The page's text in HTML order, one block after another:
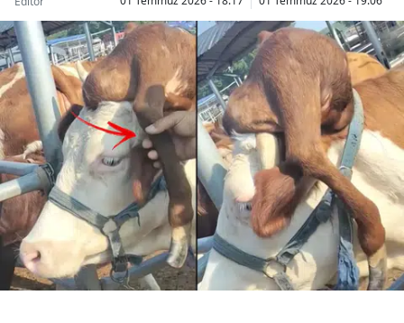
Bilecik
Bingöl
Bitlis
Bolu
Burdur
Bursa
Çanakkale
Çankırı